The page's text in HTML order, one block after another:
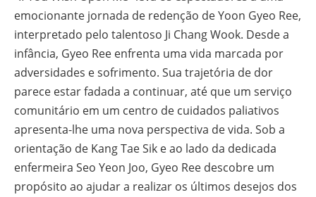
emocionante jornada de redenção de Yoon Gyeo Ree,
interpretado pelo talentoso Ji Chang Wook. Desde a
infância, Gyeo Ree enfrenta uma vida marcada por
adversidades e sofrimento. Sua trajetória de dor
parece estar fadada a continuar, até que um serviço
comunitário em um centro de cuidados paliativos
apresenta-lhe uma nova perspectiva de vida. Sob a
orientação de Kang Tae Sik e ao lado da dedicada
enfermeira Seo Yeon Joo, Gyeo Ree descobre um
propósito ao ajudar a realizar os últimos desejos dos